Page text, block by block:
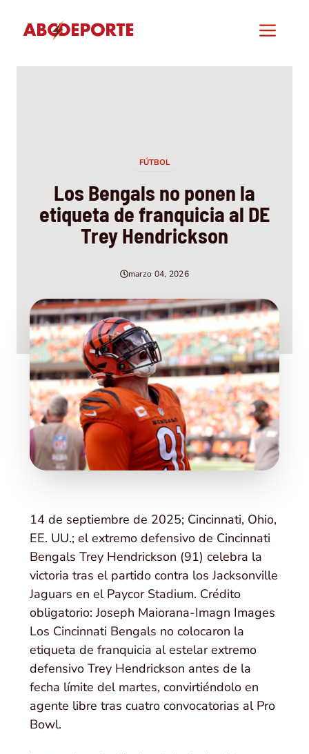
contenido
FÚTBOL
Los Bengals no ponen la
etiqueta de franquicia al DE
Trey Hendrickson
marzo 04, 2026
14 de septiembre de 2025; Cincinnati, Ohio,
EE. UU.; el extremo defensivo de Cincinnati
Bengals Trey Hendrickson (91) celebra la
victoria tras el partido contra los Jacksonville
Jaguars en el Paycor Stadium. Crédito
obligatorio: Joseph Maiorana-Imagn Images
Los Cincinnati Bengals no colocaron la
etiqueta de franquicia al estelar extremo
defensivo Trey Hendrickson antes de la
fecha límite del martes, convirtiéndolo en
agente libre tras cuatro convocatorias al Pro
Bowl.